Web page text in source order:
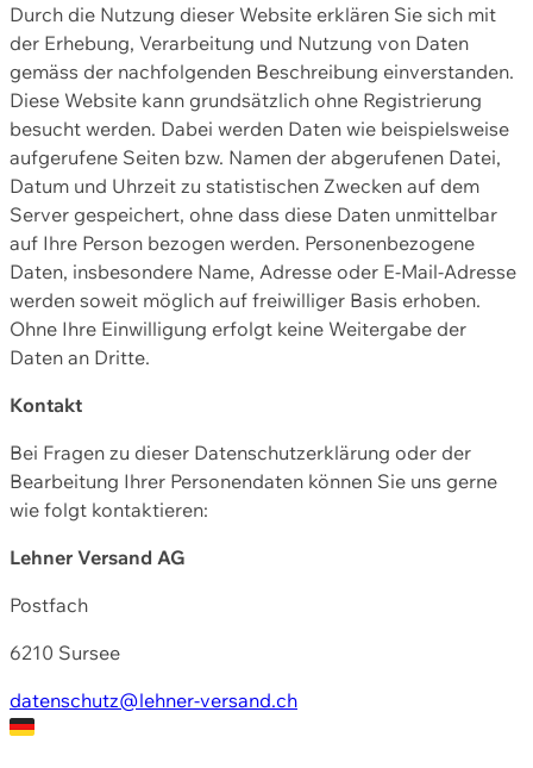
Durch die Nutzung dieser Website erklären Sie sich mit
der Erhebung, Verarbeitung und Nutzung von Daten
gemäss der nachfolgenden Beschreibung einverstanden.
Diese Website kann grundsätzlich ohne Registrierung
besucht werden. Dabei werden Daten wie beispielsweise
aufgerufene Seiten bzw. Namen der abgerufenen Datei,
Datum und Uhrzeit zu statistischen Zwecken auf dem
Server gespeichert, ohne dass diese Daten unmittelbar
auf Ihre Person bezogen werden. Personenbezogene
Daten, insbesondere Name, Adresse oder E-Mail-Adresse
werden soweit möglich auf freiwilliger Basis erhoben.
Ohne Ihre Einwilligung erfolgt keine Weitergabe der
Daten an Dritte.
Kontakt
Bei Fragen zu dieser Datenschutzerklärung oder der
Bearbeitung Ihrer Personendaten können Sie uns gerne
wie folgt kontaktieren:
Lehner Versand AG
Postfach
6210 Sursee
datenschutz@lehner-versand.ch